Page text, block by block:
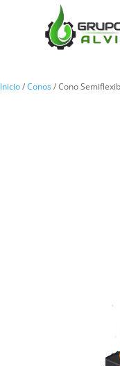
Inicio/Conos/ Cono